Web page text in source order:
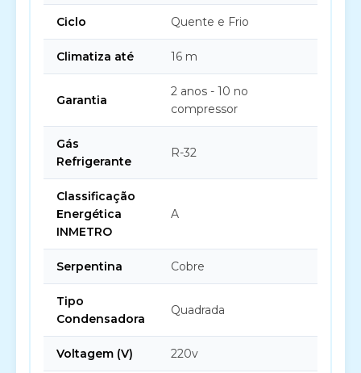
Ciclo Quente e Frio
Climatiza até 16 m
Garantia
2 anos - 10 no
compressor
Gás
Refrigerante
R-32
Classificação
Energética
INMETRO
A
Serpentina Cobre
Tipo
Condensadora
Quadrada
Voltagem (V) 220v